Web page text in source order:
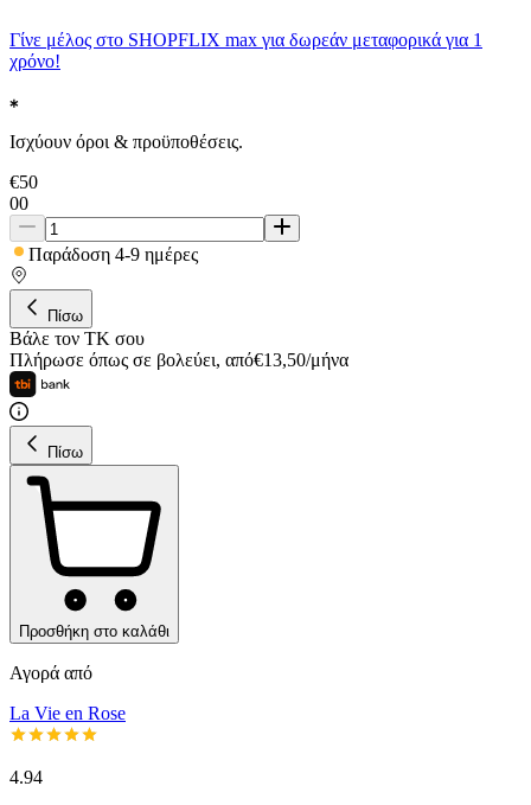
Γίνε μέλος στο SHOPFLIX max για δωρεάν μεταφορικά για 1
χρόνο!
Ισχύουν όροι & προϋποθέσεις.
€50
00
Παράδοση 4-9 ημέρες
Πίσω
Βάλε τον ΤΚ σου
Πλήρωσε όπως σε βολεύει, από€13,50/μήνα
Πίσω
Προσθήκη στο καλάθι
Αγορά από
La Vie en Rose
4.94